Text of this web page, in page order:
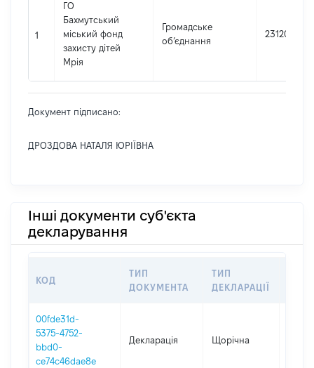
1
ГО
Бахмутський
міський фонд
захисту дітей
Мрія
Громадське
об’єднання
23120480
Документ підписано:
ДРОЗДОВА НАТАЛЯ ЮРІЇВНА
Інші документи суб'єкта
декларування
КОД
ТИП
ДОКУМЕНТА
ТИП
ДЕКЛАРАЦІЇ
00fde31d-
5375-4752-
bbd0-
ce74c46dae8e
Декларація Щорічна